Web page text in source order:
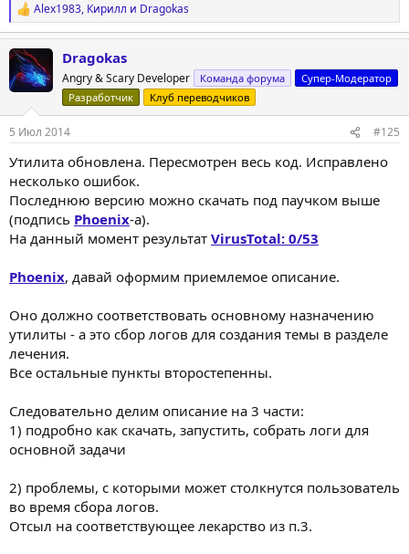
Р
е
к
ц
:
Alex1983, Кирилл и Dragokas
Dragokas
Angry & Scary Developer Команда форума
Супер-Модератор
Разработчик
Клуб переводчиков
5 Июл 2014 #125
Утилита обновлена. Пересмотрен весь код. Исправлено
несколько ошибок.
Последнюю версию можно скачать под паучком выше
(подпись Phoenix-а).
На данный момент результат VirusTotal: 0/53
Phoenix, давай оформим приемлемое описание.
Оно должно соответствовать основному назначению
утилиты - а это сбор логов для создания темы в разделе
лечения.
Все остальные пункты второстепенны.
Следовательно делим описание на 3 части:
1) подробно как скачать, запустить, собрать логи для
основной задачи
2) проблемы, с которыми может столкнутся пользователь
во время сбора логов.
Отсыл на соответствующее лекарство из п.3.